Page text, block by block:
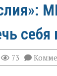
73